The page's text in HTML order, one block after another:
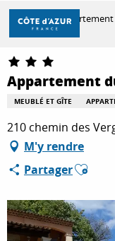
Aller
contenu
principal
À FAIRE
SÉJOURNER
Accueil Appartement
Appartement
MEUBLÉ ET GÎTE
210 chemin des
M'y rendre
PartagerAjouter